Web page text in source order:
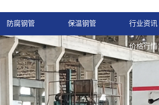
防腐钢管 保温钢管 行业资讯
价格行情